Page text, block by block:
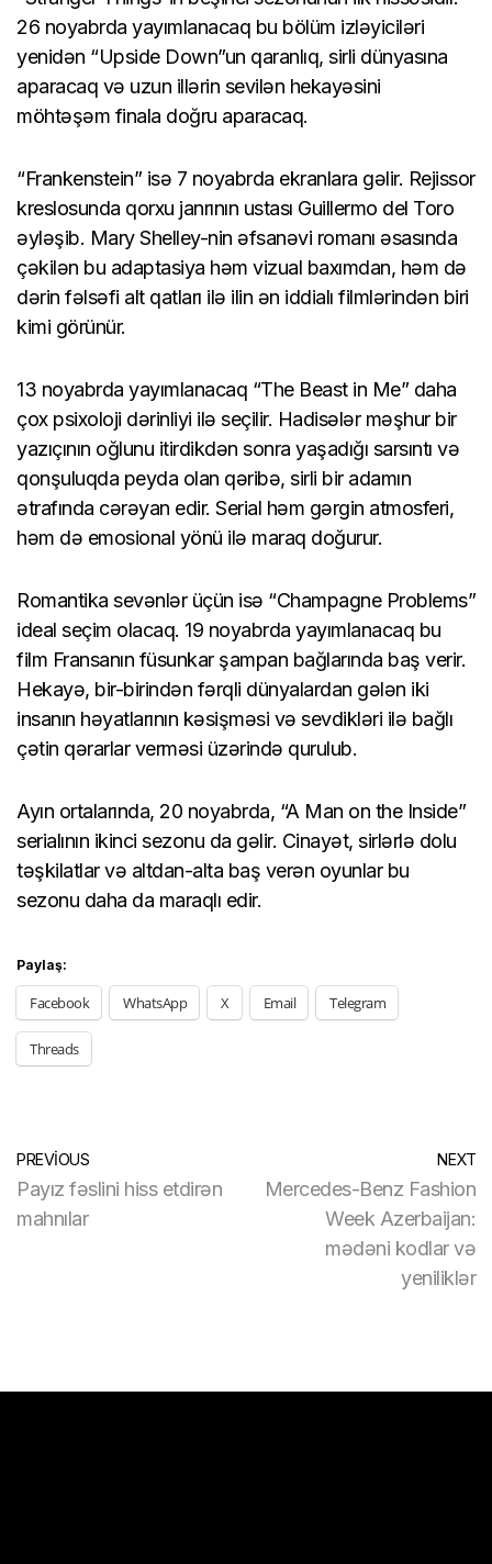
26 noyabrda yayımlanacaq bu bölüm izləyiciləri
yenidən “Upside Down”un qaranlıq, sirli dünyasına
aparacaq və uzun illərin sevilən hekayəsini
möhtəşəm finala doğru aparacaq.
“Frankenstein” isə 7 noyabrda ekranlara gəlir. Rejissor
kreslosunda qorxu janrının ustası Guillermo del Toro
əyləşib. Mary Shelley-nin əfsanəvi romanı əsasında
çəkilən bu adaptasiya həm vizual baxımdan, həm də
dərin fəlsəfi alt qatları ilə ilin ən iddialı filmlərindən biri
kimi görünür.
13 noyabrda yayımlanacaq “The Beast in Me” daha
çox psixoloji dərinliyi ilə seçilir. Hadisələr məşhur bir
yazıçının oğlunu itirdikdən sonra yaşadığı sarsıntı və
qonşuluqda peyda olan qəribə, sirli bir adamın
ətrafında cərəyan edir. Serial həm gərgin atmosferi,
həm də emosional yönü ilə maraq doğurur.
Romantika sevənlər üçün isə “Champagne Problems”
ideal seçim olacaq. 19 noyabrda yayımlanacaq bu
film Fransanın füsunkar şampan bağlarında baş verir.
Hekayə, bir-birindən fərqli dünyalardan gələn iki
insanın həyatlarının kəsişməsi və sevdikləri ilə bağlı
çətin qərarlar verməsi üzərində qurulub.
Ayın ortalarında, 20 noyabrda, “A Man on the Inside”
serialının ikinci sezonu da gəlir. Cinayət, sirlərlə dolu
təşkilatlar və altdan-alta baş verən oyunlar bu
sezonu daha da maraqlı edir.
Paylaş:
Facebook WhatsApp X Email Telegram
Threads
PREVIOUS
Payız fəslini hiss etdirən
mahnılar
NEXT
Mercedes-Benz Fashion
Week Azerbaijan:
mədəni kodlar və
yeniliklər